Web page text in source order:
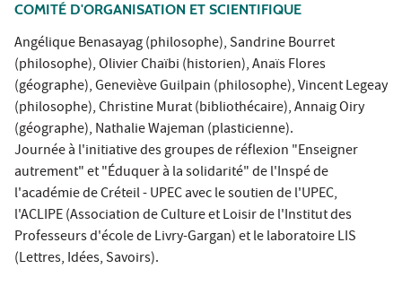
COMITÉ D'ORGANISATION ET SCIENTIFIQUE
Angélique Benasayag (philosophe), Sandrine Bourret
(philosophe), Olivier Chaïbi (historien), Anaïs Flores
(géographe), Geneviève Guilpain (philosophe), Vincent Legeay
(philosophe), Christine Murat (bibliothécaire), Annaig Oiry
(géographe), Nathalie Wajeman (plasticienne).
Journée à l'initiative des groupes de réflexion "Enseigner
autrement" et "Éduquer à la solidarité" de l'Inspé de
l'académie de Créteil - UPEC avec le soutien de l'UPEC,
l'ACLIPE (Association de Culture et Loisir de l'Institut des
Professeurs d'école de Livry-Gargan) et le laboratoire LIS
(Lettres, Idées, Savoirs).